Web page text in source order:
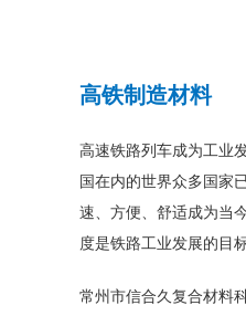
高铁制造材料
高速铁路列车成为工业
国在内的世界众多国家
速、方便、舒适成为当
度是铁路工业发展的目标
常州市信合久复合材料